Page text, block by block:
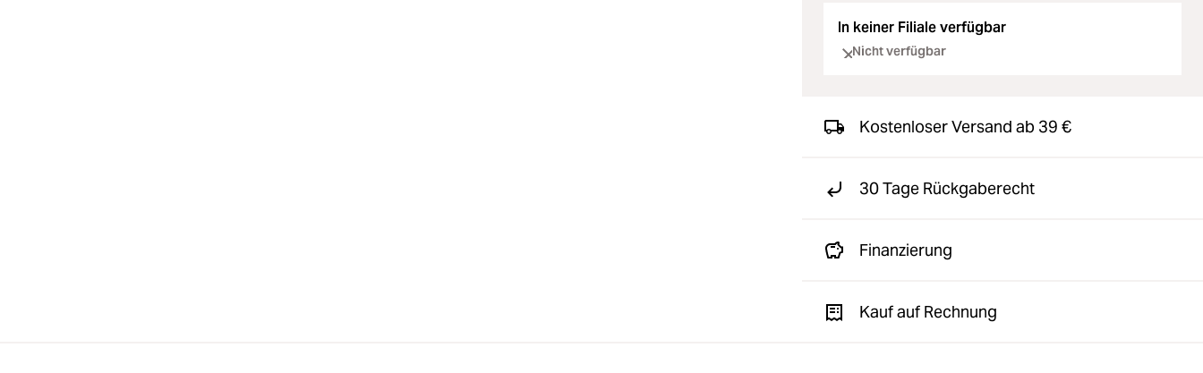
In keiner Filiale verfügbar
Nicht verfügbar
Kostenloser Versand ab 39 €
30 Tage Rückgaberecht
Finanzierung
Kauf auf Rechnung